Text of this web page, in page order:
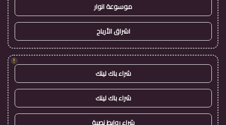
موسوعة انوار
اشراق الأرباح
!
شراء باك لينك
شراء باك لينك
شراء روابط نصية